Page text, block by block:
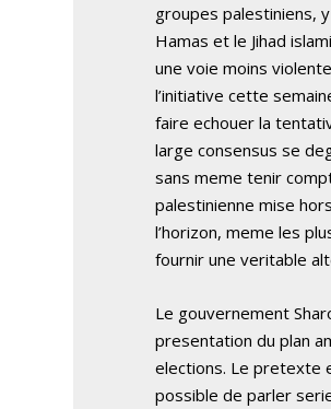
groupes palestiniens,
Hamas et le Jihad
une voie moins
l’initiative cette
faire echouer la
large consensus se
sans meme tenir
palestinienne mise
l’horizon, meme les
fournir une veritable
Le gouvernement
presentation du plan
elections. Le pretexte
possible de parler